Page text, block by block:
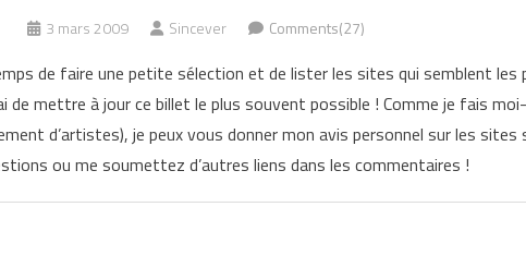
3 mars 2009 Sincever Comments(27)
de faire une petite sélection et de lister les sites qui semblent les
de mettre à jour ce billet le plus souvent possible ! Comme je fais
d’artistes), je peux vous donner mon avis personnel sur les sites
ou me soumettez d’autres liens dans les commentaires !